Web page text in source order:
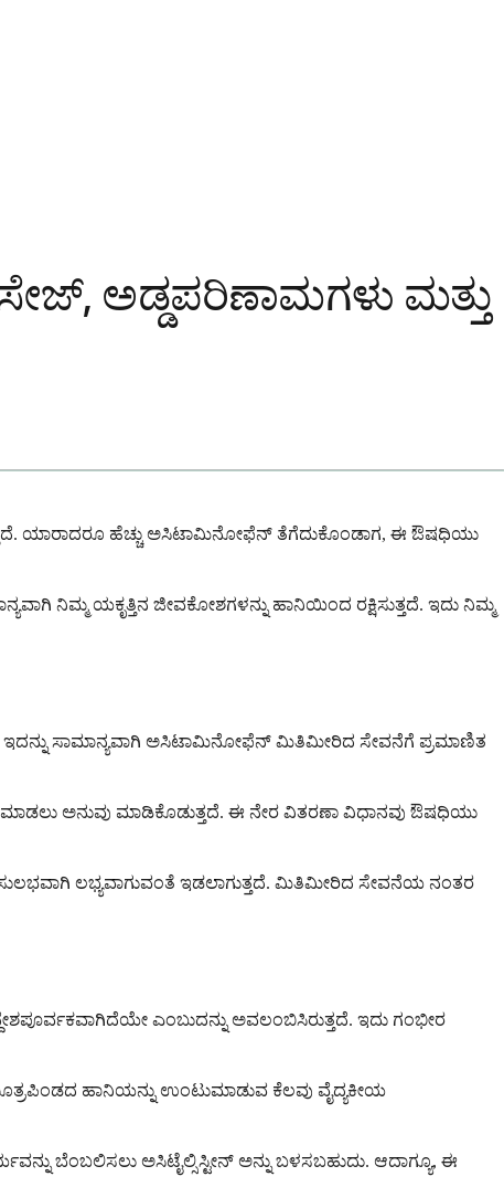
ಅಡ್ಡಪರಿಣಾಮಗಳು ಮತ್ತು
ಯಾರಾದರೂ ಹೆಚ್ಚು ಅಸಿಟಾಮಿನೋಫೆನ್ ತೆಗೆದುಕೊಂಡಾಗ, ಈ ಔಷಧಿಯು
ನಿಮ್ಮ ಯಕೃತ್ತಿನ ಜೀವಕೋಶಗಳನ್ನು ಹಾನಿಯಿಂದ ರಕ್ಷಿಸುತ್ತದೆ. ಇದು ನಿಮ್ಮ
ಇದನ್ನು ಸಾಮಾನ್ಯವಾಗಿ ಅಸಿಟಾಮಿನೋಫೆನ್ ಮಿತಿಮೀರಿದ ಸೇವನೆಗೆ ಪ್ರಮಾಣಿತ
ಅನುವು ಮಾಡಿಕೊಡುತ್ತದೆ. ಈ ನೇರ ವಿತರಣಾ ವಿಧಾನವು ಔಷಧಿಯು
ಸುಲಭವಾಗಿ ಲಭ್ಯವಾಗುವಂತೆ ಇಡಲಾಗುತ್ತದೆ. ಮಿತಿಮೀರಿದ ಸೇವನೆಯ ನಂತರ
ಎಂಬುದನ್ನು ಅವಲಂಬಿಸಿರುತ್ತದೆ. ಇದು ಗಂಭೀರ
ಹಾನಿಯನ್ನು ಉಂಟುಮಾಡುವ ಕೆಲವು ವೈದ್ಯಕೀಯ
ಬೆಂಬಲಿಸಲು ಅಸಿಟೈಲ್ಸಿಸ್ಟೀನ್ ಅನ್ನು ಬಳಸಬಹುದು. ಆದಾಗ್ಯೂ, ಈ